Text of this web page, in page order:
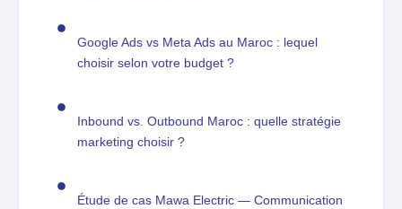
Google Ads vs Meta Ads au Maroc : lequel
choisir selon votre budget ?
Inbound vs. Outbound Maroc : quelle stratégie
marketing choisir ?
Étude de cas Mawa Electric — Communication